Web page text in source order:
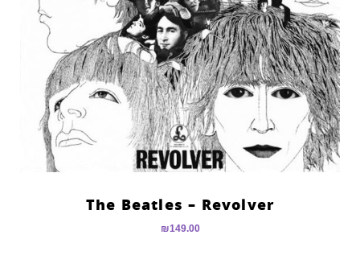
The Beatles – Revolver
₪149.00